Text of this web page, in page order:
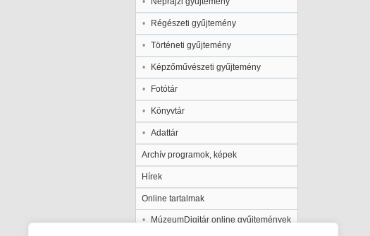
Régészeti gyűjtemény
Történeti gyűjtemény
Képzőművészeti gyűjtemény
Fotótár
Könyvtár
Adattár
Archív programok, képek
Hírek
Online tartalmak
MúzeumDigitár online gyűjtemények